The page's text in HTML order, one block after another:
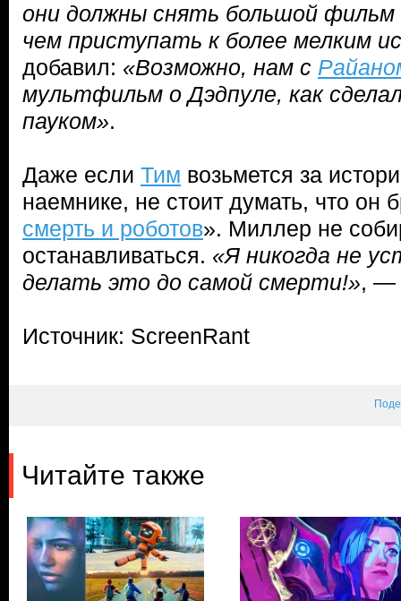
они должны снять большой
чем приступать к более мелким
добавил: «Возможно, нам с
мультфильм о Дэдпуле, как
пауком».
Даже если Тим возьмется за
наемнике, не стоит думать, что он
смерть и роботов». Миллер не
останавливаться. «Я никогда не
делать это до самой смерти!», —
Источник: ScreenRant
Читайте также